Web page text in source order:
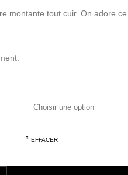
montante tout cuir. On adore
EFFACER